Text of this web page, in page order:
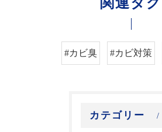
#カビ臭 #カビ対策
カテゴリー